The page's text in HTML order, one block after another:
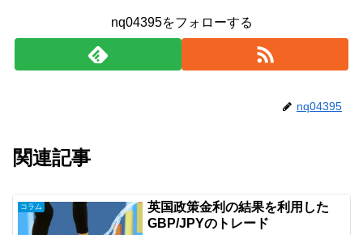
nq04395をフォローする
nq04395
関連記事
コラム
英国政策金利の結果を利用した
GBP/JPYのトレード